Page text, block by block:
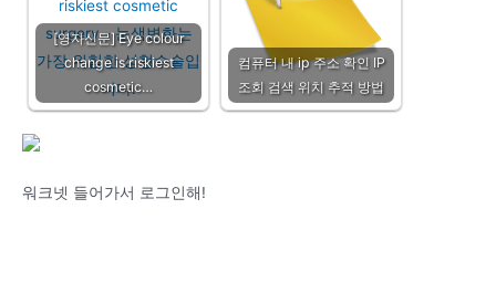
[영자신문] Eye colour
change is riskiest
cosmetic…
컴퓨터 내 ip 주소 확인 IP
조회 검색 위치 추적 방법
워크넷 들어가서 로그인해!